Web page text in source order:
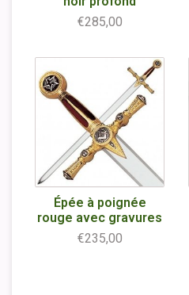
€285,00
Épée à poignée
rouge avec gravures
€235,00